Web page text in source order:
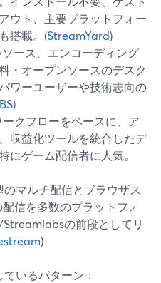
ウト、主要プラットフォー
搭載。(StreamYard)
ース、エンコーディング
・オープンソースのデスク
ワーユーザーや技術志向の
)
ークフローをベースに、ア
収益化ツールを統合したデ
にゲーム配信者に人気。
のマルチ配信とブラウザス
信を多数のプラットフォ
の前段としてリ
)
いるパターン：